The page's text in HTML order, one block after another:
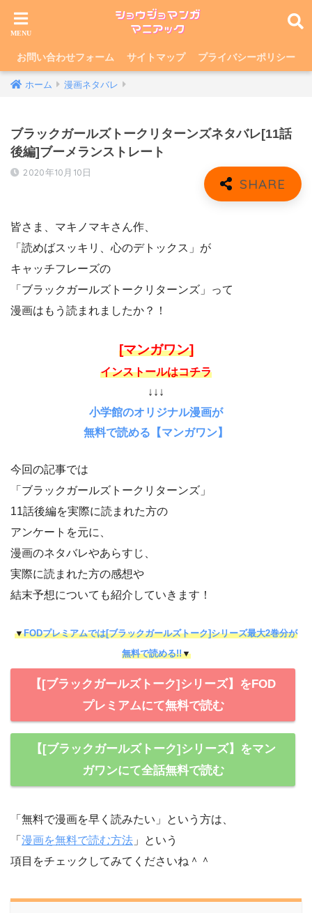
お問い合わせフォーム サイトマップ プライバシーポリシー
ホーム 漫画ネタバレ
ブラックガールズトークリターンズネタバレ[11話
後編]ブーメランストレート
2020年10月10日
皆さま、マキノマキさん作、
「読めばスッキリ、心のデトックス」が
キャッチフレーズの
「ブラックガールズトークリターンズ」って
漫画はもう読まれましたか？！
[マンガワン]
インストールはコチラ
↓↓↓
小学館のオリジナル漫画が
無料で読める【マンガワン】
今回の記事では
「ブラックガールズトークリターンズ」
11話後編を実際に読まれた方の
アンケートを元に、
漫画のネタバレやあらすじ、
実際に読まれた方の感想や
結末予想についても紹介していきます！
▼FODプレミアムでは[ブラックガールズトーク]シリーズ最大2巻分が
無料で読める!!▼
【[ブラックガールズトーク]シリーズ】をFOD
プレミアムにて無料で読む
【[ブラックガールズトーク]シリーズ】をマン
ガワンにて全話無料で読む
「無料で漫画を早く読みたい」という方は、
「 漫画を無料で読む方法 」という
項目をチェックしてみてくださいね＾＾